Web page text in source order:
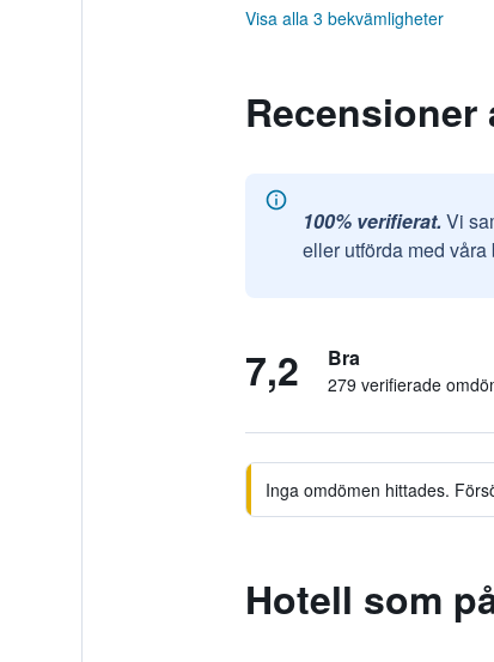
Visa alla 3 bekvämligheter
Recensioner
100% verifierat. Vi
eller utförda med
7,2 Bra
279 verifierade
Inga omdömen hittades.
Hotell som